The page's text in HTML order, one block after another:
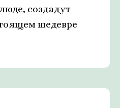
создадут
шедевре